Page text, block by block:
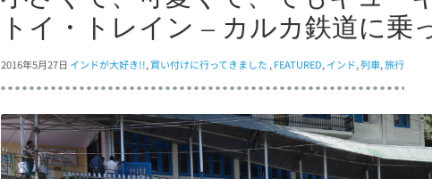
トイ・トレイン – カルカ鉄道に乗
2016年5月27日 インドが大好き!!, 買い付けに行ってきました , FEATURED, インド,列車,旅行